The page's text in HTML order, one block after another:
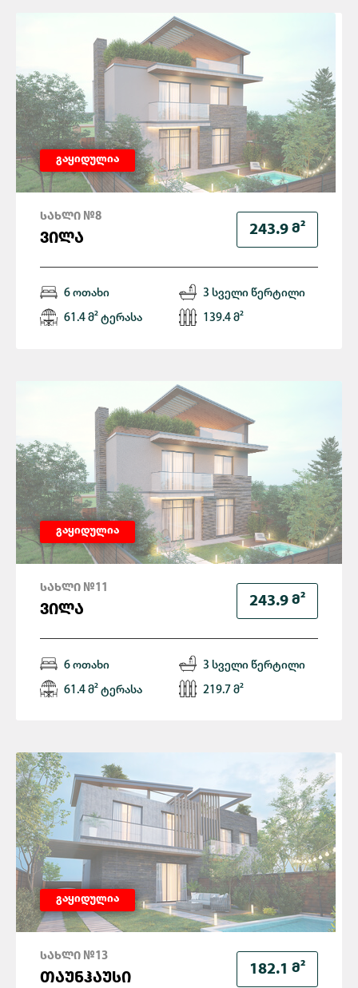
გაყიდულია
243.9 Მ²
ᲡᲐᲮᲚᲘ №8
ᲕᲘᲚᲐ
6 ოთახი 3 სველი წერტილი
61.4 მ² ტერასა 139.4 მ²
გაყიდულია
243.9 Მ²
ᲡᲐᲮᲚᲘ №11
ᲕᲘᲚᲐ
6 ოთახი 3 სველი წერტილი
61.4 მ² ტერასა 219.7 მ²
გაყიდულია
182.1 Მ²
ᲡᲐᲮᲚᲘ №13
ᲗᲐᲣᲜᲰᲐᲣᲡᲘ